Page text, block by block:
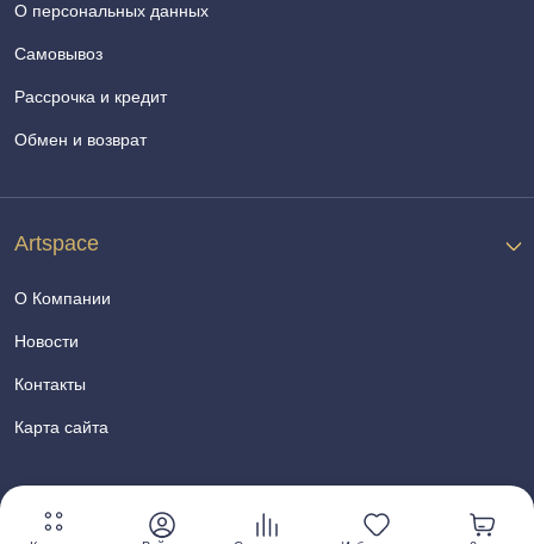
О персональных данных
Самовывоз
Рассрочка и кредит
Обмен и возврат
Artspace
О Компании
Новости
Контакты
Карта сайта